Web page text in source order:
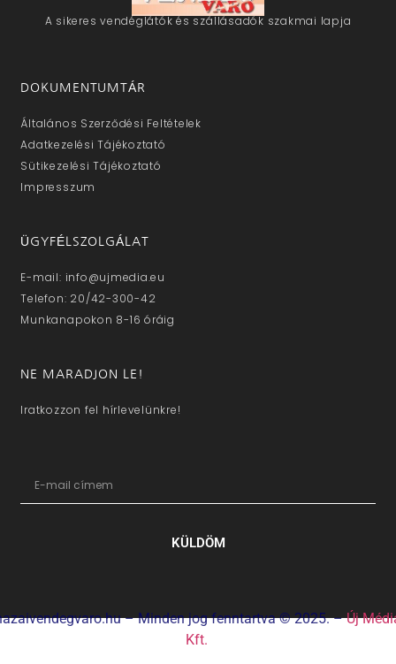
A sikeres vendéglátók és szállásadók szakmai lapja
DOKUMENTUMTÁR
Általános Szerződési Feltételek
Adatkezelési Tájékoztató
Sütikezelési Tájékoztató
Impresszum
ÜGYFÉLSZOLGÁLAT
E-mail: info@ujmedia.eu
Telefon: 20/42-300-42
Munkanapokon 8-16 óráig
NE MARADJON LE!
Iratkozzon fel hírlevelünkre!
KÜLDÖM
– Minden jog fenntartva © 2025. –Új
Kft.